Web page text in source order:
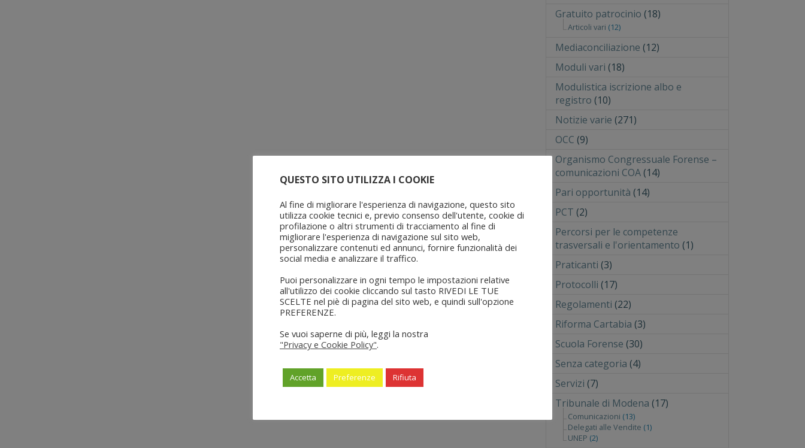
Gratuito patrocinio (18)
Articoli vari (12)
Mediaconciliazione (12)
Moduli vari (18)
Modulistica iscrizione albo e
registro (10)
Notizie varie (271)
OCC (9)
Organismo Congressuale Forense –
comunicazioni COA(14)
Pari opportunità (14)
PCT (2)
Percorsi per le competenze
trasversali e l'orientamento (1)
Praticanti (3)
Protocolli (17)
Regolamenti (22)
Riforma Cartabia (3)
Scuola Forense (30)
Senza categoria (4)
Servizi (7)
Tribunale di Modena (17)
Comunicazioni (13)
Delegati alle Vendite (1)
UNEP (2)
QUESTO SITO UTILIZZA I COOKIE
Al fine di migliorare l'esperienza di navigazione, questo sito
utilizza cookie tecnici e, previo consenso dell'utente, cookie di
profilazione o altri strumenti di tracciamento al fine di
migliorare l'esperienza di navigazione sul sito web,
personalizzare contenuti ed annunci, fornire funzionalità dei
social media e analizzare il traffico.
Puoi personalizzare in ogni tempo le impostazioni relative
all'utilizzo dei cookie cliccando sul tasto RIVEDI LE TUE
SCELTE nel piè di pagina del sito web, e quindi sull'opzione
PREFERENZE.
Se vuoi saperne di più, leggi la nostra
"Privacy e Cookie Policy".
Accetta Preferenze Rifiuta